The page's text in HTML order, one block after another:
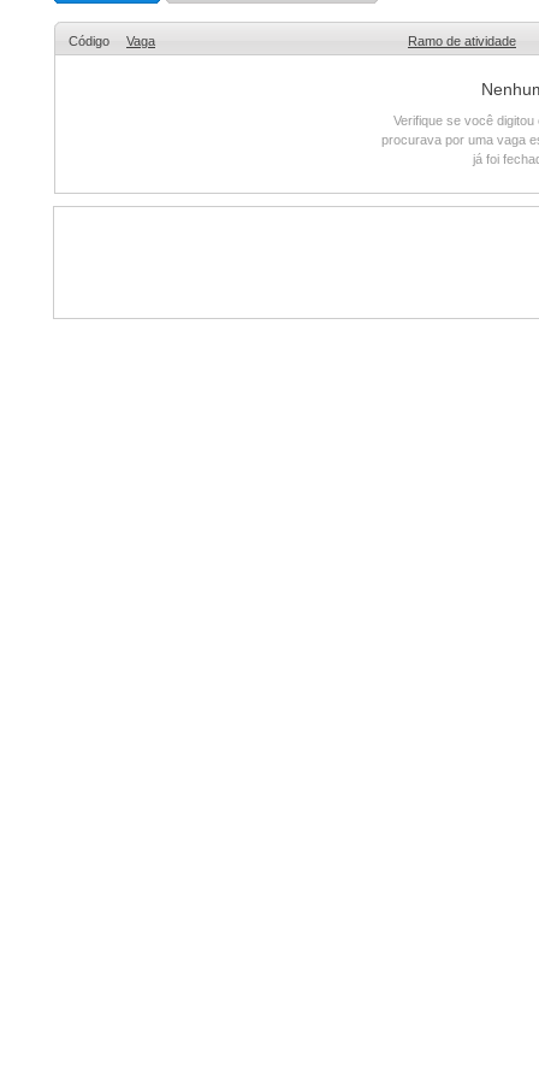
Código Vaga Ramo de atividade
Verifique se você
procurava por uma vaga
já foi